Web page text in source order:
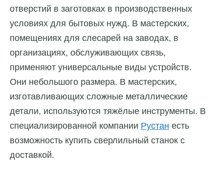
отверстий в заготовках в производственных
условиях для бытовых нужд. В мастерских,
помещениях для слесарей на заводах, в
организациях, обслуживающих связь,
применяют универсальные виды устройств.
Они небольшого размера. В мастерских,
изготавливающих сложные металлические
детали, используются тяжёлые инструменты. В
специализированной компании Рустан есть
возможность купить сверлильный станок с
доставкой.